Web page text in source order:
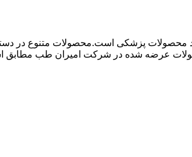
پزشکی است.محصولات متنوع در
عرضه شده در شرکت امیران طب مطابق